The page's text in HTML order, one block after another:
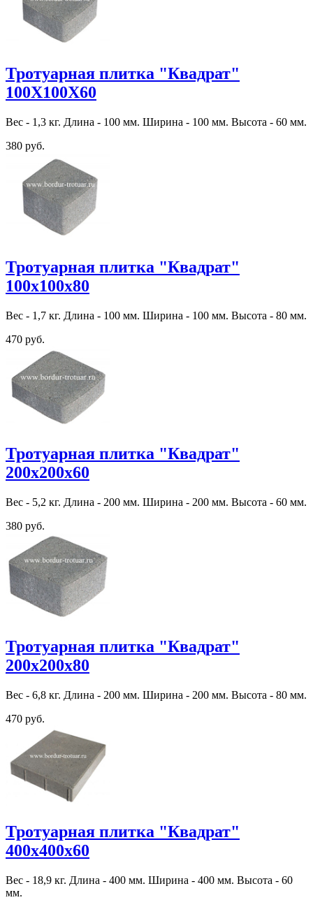
Тротуарная плитка "Квадрат"
100Х100Х60
Вес - 1,3 кг. Длина - 100 мм. Ширина - 100 мм. Высота - 60 мм.
380 руб.
Тротуарная плитка "Квадрат"
100х100х80
Вес - 1,7 кг. Длина - 100 мм. Ширина - 100 мм. Высота - 80 мм.
470 руб.
Тротуарная плитка "Квадрат"
200х200х60
Вес - 5,2 кг. Длина - 200 мм. Ширина - 200 мм. Высота - 60 мм.
380 руб.
Тротуарная плитка "Квадрат"
200х200х80
Вес - 6,8 кг. Длина - 200 мм. Ширина - 200 мм. Высота - 80 мм.
470 руб.
Тротуарная плитка "Квадрат"
400х400х60
Вес - 18,9 кг. Длина - 400 мм. Ширина - 400 мм. Высота - 60
мм.